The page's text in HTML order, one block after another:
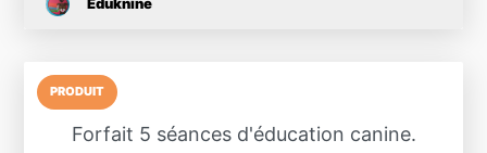
PRODUIT
Forfait 5 séances d'éducation canine.